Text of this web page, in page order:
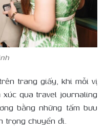
trang giấy, khi mỗi vị
qua travel journaling
bằng những tấm bưu
trọng chuyển đi.